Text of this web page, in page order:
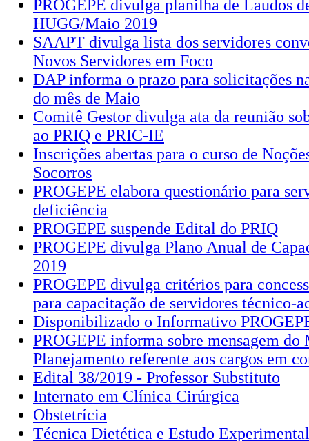
PROGEPE divulga planilha de Laudos
HUGG/Maio 2019
SAAPT divulga lista dos servidores
Novos Servidores em Foco
DAP informa o prazo para solicitações
do mês de Maio
Comitê Gestor divulga ata da reunião
ao PRIQ e PRIC-IE
Inscrições abertas para o curso de
Socorros
PROGEPE elabora questionário para
deficiência
PROGEPE suspende Edital do PRIQ
PROGEPE divulga Plano Anual de
2019
PROGEPE divulga critérios para
para capacitação de servidores técnico-
Disponibilizado o Informativo
PROGEPE informa sobre mensagem
Planejamento referente aos cargos em
Edital 38/2019 - Professor Substituto
Internato em Clínica Cirúrgica
Obstetrícia
Técnica Dietética e Estudo